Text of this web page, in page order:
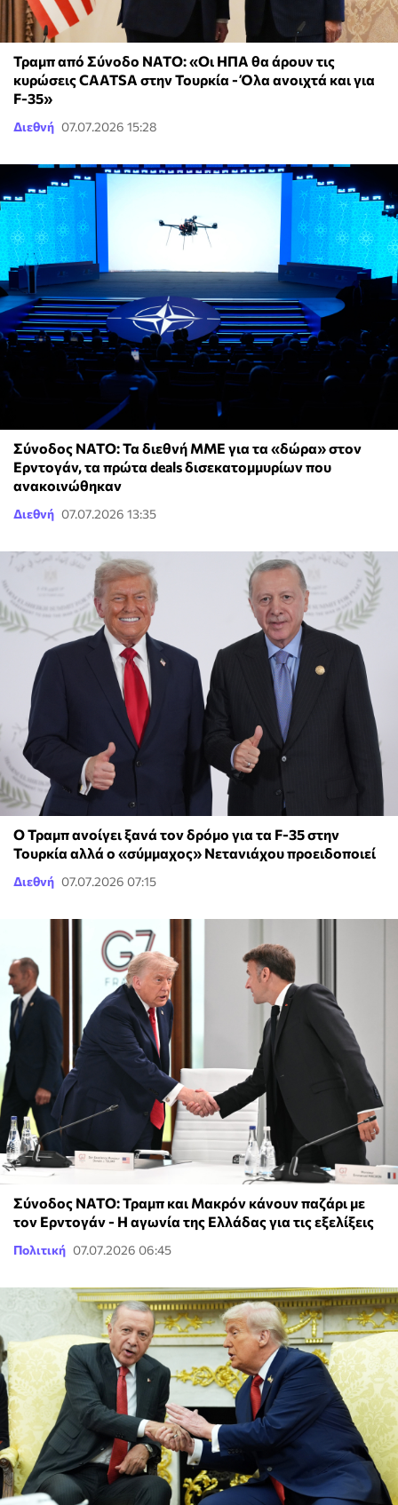
Τραμπ από Σύνοδο ΝΑΤΟ: «Οι ΗΠΑ θα άρουν τις
κυρώσεις CAATSA στην Τουρκία - Όλα ανοιχτά και για
F-35»
Διεθνή 07.07.2026 15:28
Σύνοδος ΝΑΤΟ: Τα διεθνή ΜΜΕ για τα «δώρα» στον
Ερντογάν, τα πρώτα deals δισεκατομμυρίων που
ανακοινώθηκαν
Διεθνή 07.07.2026 13:35
Ο Τραμπ ανοίγει ξανά τον δρόμο για τα F-35 στην
Τουρκία αλλά ο «σύμμαχος» Νετανιάχου προειδοποιεί
Διεθνή 07.07.2026 07:15
Σύνοδος ΝΑΤΟ: Τραμπ και Μακρόν κάνουν παζάρι με
τον Ερντογάν - Η αγωνία της Ελλάδας για τις εξελίξεις
Πολιτική 07.07.2026 06:45